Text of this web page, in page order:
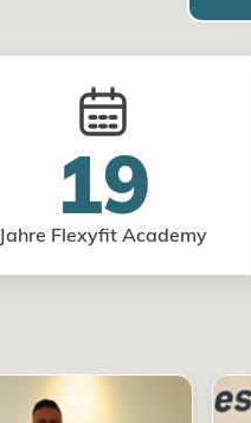
19
Jahre Flexyfit Academy